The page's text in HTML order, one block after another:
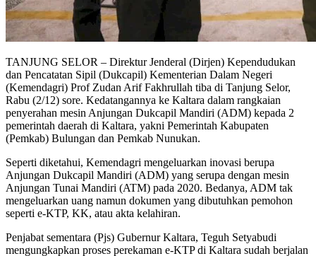
TANJUNG SELOR – Direktur Jenderal (Dirjen) Kependudukan
dan Pencatatan Sipil (Dukcapil) Kementerian Dalam Negeri
(Kemendagri) Prof Zudan Arif Fakhrullah tiba di Tanjung Selor,
Rabu (2/12) sore. Kedatangannya ke Kaltara dalam rangkaian
penyerahan mesin Anjungan Dukcapil Mandiri (ADM) kepada 2
pemerintah daerah di Kaltara, yakni Pemerintah Kabupaten
(Pemkab) Bulungan dan Pemkab Nunukan.
Seperti diketahui, Kemendagri mengeluarkan inovasi berupa
Anjungan Dukcapil Mandiri (ADM) yang serupa dengan mesin
Anjungan Tunai Mandiri (ATM) pada 2020. Bedanya, ADM tak
mengeluarkan uang namun dokumen yang dibutuhkan pemohon
seperti e-KTP, KK, atau akta kelahiran.
Penjabat sementara (Pjs) Gubernur Kaltara, Teguh Setyabudi
mengungkapkan proses perekaman e-KTP di Kaltara sudah berjalan